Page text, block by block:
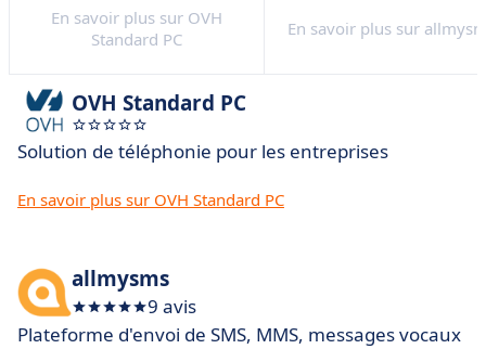
En savoir plus sur OVH
Standard PC
En savoir plus sur
OVH Standard PC
Solution de téléphonie pour les entreprises
En savoir plus sur OVH Standard PC
allmysms
9 avis
Plateforme d'envoi de SMS, MMS, messages vocaux